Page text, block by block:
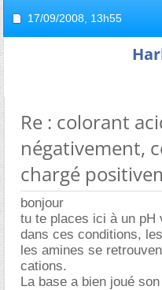
17/09/2008, 13h55
Re : colorant
négativement,
chargé
bonjour
tu te places ici à un pH
dans ces conditions,
les amines se
cations.
La base a bien joué